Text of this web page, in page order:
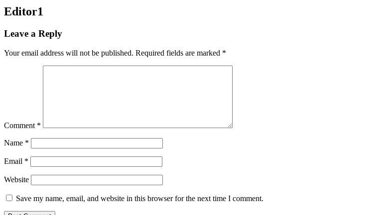
Editor1
Leave a Reply
Your email address will not be published. Required fields are marked *
Comment *
Name *
Email *
Website
Save my name, email, and website in this browser for the next time I comment.